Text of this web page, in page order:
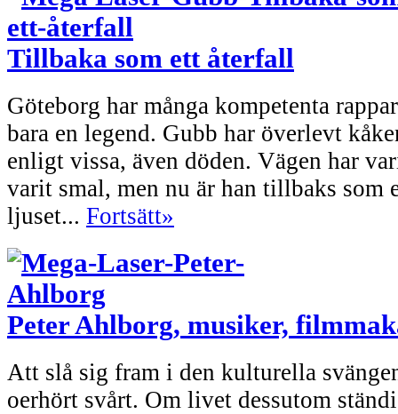
Tillbaka som ett återfall
Göteborg har många kompetenta
bara en legend. Gubb har överlevt
enligt vissa, även döden. Vägen har
varit smal, men nu är han tillbaks som
ljuset... Fortsätt»
Peter Ahlborg, musiker,
Att slå sig fram i den kulturella
oerhört svårt. Om livet dessutom